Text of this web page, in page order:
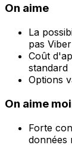
On aime
La
pas Viber
Coût
standard
Options
On aime
Forte
données